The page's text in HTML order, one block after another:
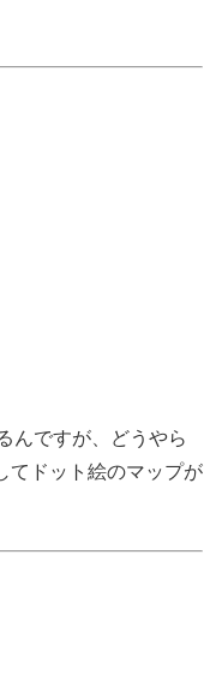
んですが、どうやら
てドット絵のマップが